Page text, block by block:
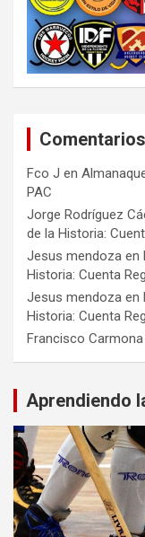
Fco J en
PAC
Jorge Rodríguez
de la Historia:
Jesus mendoza en
Historia: Cuenta
Jesus mendoza en
Historia: Cuenta
Francisco Carmona
Aprendiendo